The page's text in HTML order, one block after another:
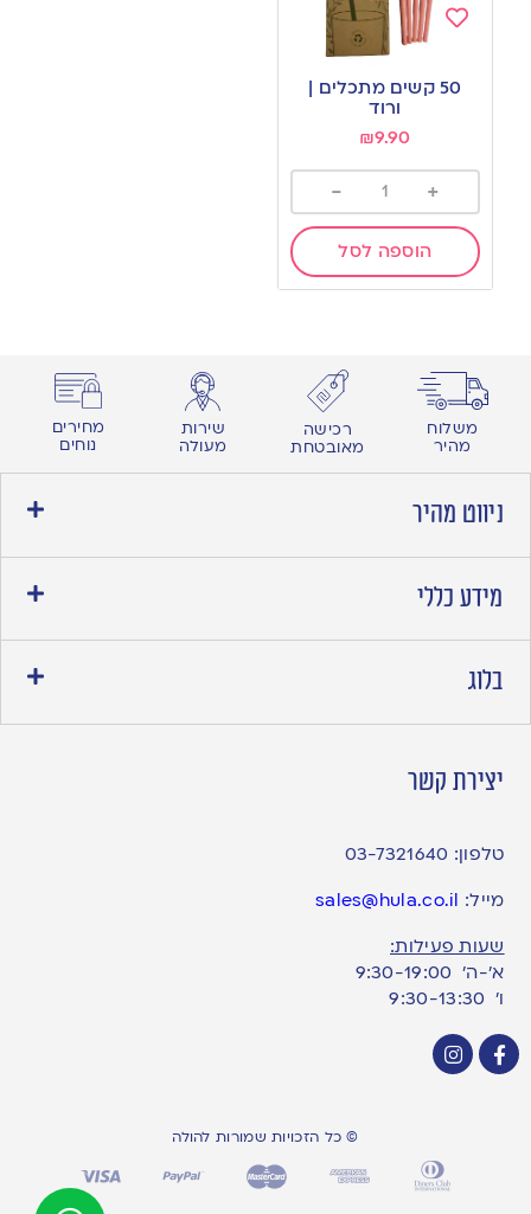
to
wishlist
50 קשים מתכלים |
ורוד
₪9.90
+
-
הוספה לסל
משלוח
מהיר
רכישה
מאובטחת
שירות
מעולה
מחירים
נוחים
ניווט מהיר
מידע כללי
בלוג
יצירת קשר
טלפון: 03-7321640
מייל: sales@hula.co.il
שעות פעילות:
א’-ה’ 9:30-19:00
ו׳ 9:30-13:30
© כל הזכויות שמורות להולה